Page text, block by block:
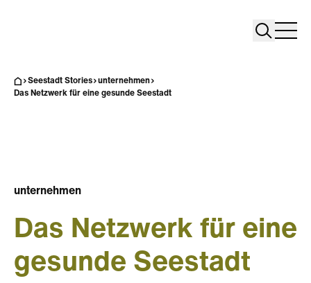
Search
Seestadt Stories
unternehmen
Das Netzwerk für eine gesunde Seestadt
unternehmen
Das Netzwerk für eine
gesunde Seestadt